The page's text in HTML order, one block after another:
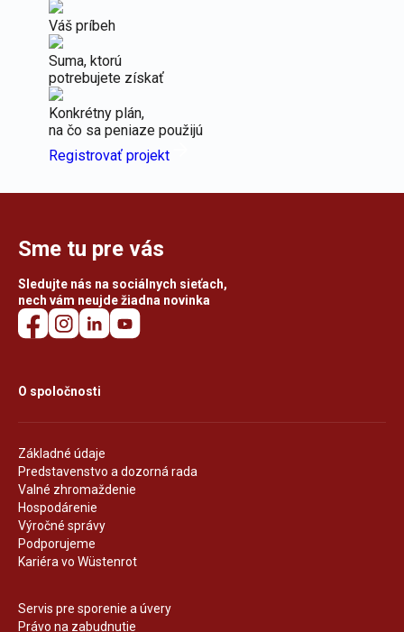
Váš príbeh
Suma, ktorú
potrebujete získať
Konkrétny plán,
na čo sa peniaze použijú
Registrovať projekt
Sme tu pre vás
Sledujte nás na sociálnych sieťach,
nech vám neujde žiadna novinka
O spoločnosti
Základné údaje
Predstavenstvo a dozorná rada
Valné zhromaždenie
Hospodárenie
Výročné správy
Podporujeme
Kariéra vo Wüstenrot
Servis pre sporenie a úvery
Právo na zabudnutie